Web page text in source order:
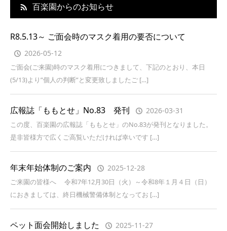
百楽園からのお知らせ
R8.5.13～ ご面会時のマスク着用の要否について
2026-05-12
ご面会(ご来園)時のマスク着用につきまして、下記のとおり、本日
(5/13)より”個人の判断”と変更致しましたご […]
広報誌「ももとせ」No.83 発刊 2026-03-31
この度、百楽園の広報誌「ももとせ」のNo.83が発刊となりました。
是非皆様方で広くご高覧いただければ幸いです […]
年末年始体制のご案内 2025-12-28
ご来園の皆様へ 令和7年12月30日（火）～令和8年１月４日（日）
におきましては、終日機械警備体制となってお […]
ペット面会開始しました 2025-11-27